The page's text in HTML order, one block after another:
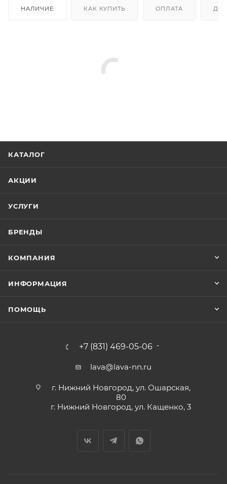
НАЛИЧИЕ КАК КУПИТЬ ОПЛАТА
КАТАЛОГ
АКЦИИ
УСЛУГИ
БРЕНДЫ
КОМПАНИЯ
ИНФОРМАЦИЯ
ПОМОЩЬ
+7 (831) 469-05-06
lava@lava-nn.ru
г. Нижний Новгород, ул. Ошарская,
80
г. Нижний Новгород, ул. Кащенко, 3